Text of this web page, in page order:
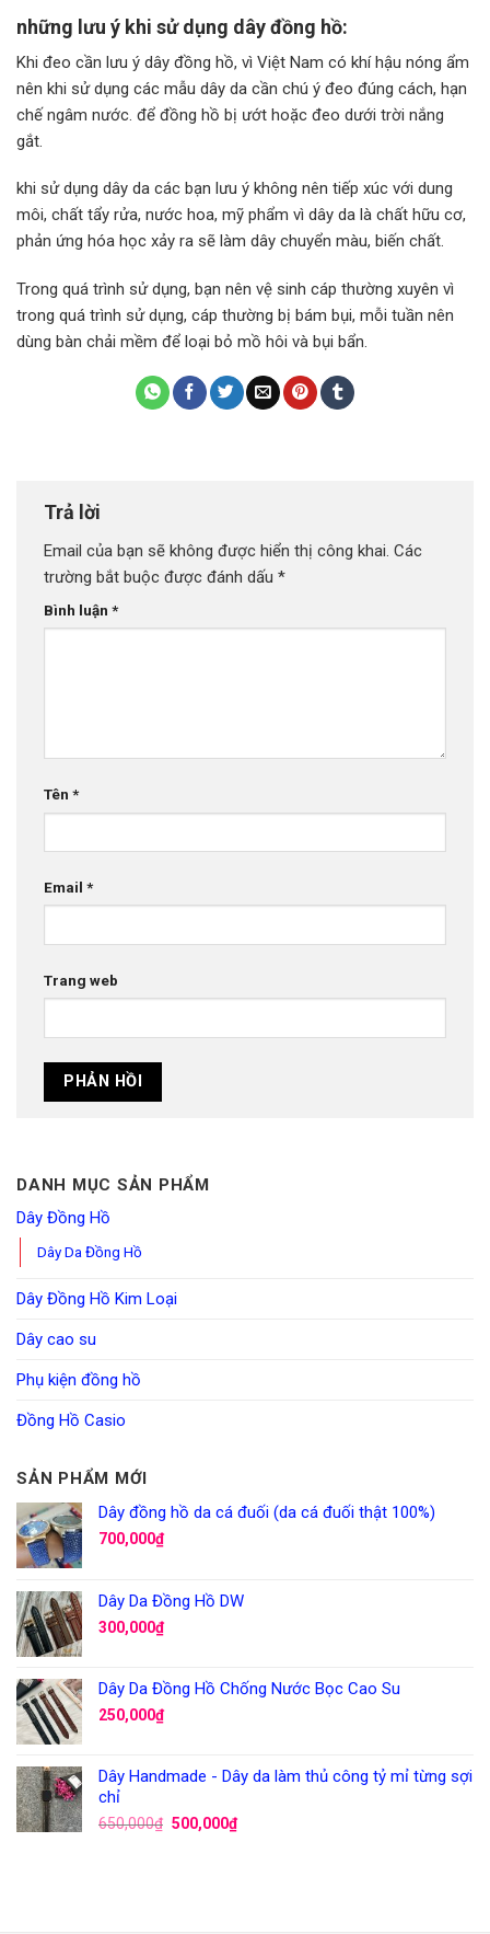
những lưu ý khi sử dụng dây đồng hồ:
Khi đeo cần lưu ý dây đồng hồ, vì Việt Nam có khí hậu nóng ẩm
nên khi sử dụng các mẫu dây da cần chú ý đeo đúng cách, hạn
chế ngâm nước. để đồng hồ bị ướt hoặc đeo dưới trời nắng
gắt.
khi sử dụng dây da các bạn lưu ý không nên tiếp xúc với dung
môi, chất tẩy rửa, nước hoa, mỹ phẩm vì dây da là chất hữu cơ,
phản ứng hóa học xảy ra sẽ làm dây chuyển màu, biến chất.
Trong quá trình sử dụng, bạn nên vệ sinh cáp thường xuyên vì
trong quá trình sử dụng, cáp thường bị bám bụi, mỗi tuần nên
dùng bàn chải mềm để loại bỏ mồ hôi và bụi bẩn.
Trả lời
Email của bạn sẽ không được hiển thị công khai. Các
trường bắt buộc được đánh dấu *
Bình luận *
Tên *
Email *
Trang web
DANH MỤC SẢN PHẨM
Dây Đồng Hồ
Dây Da Đồng Hồ
Dây Đồng Hồ Kim Loại
Dây cao su
Phụ kiện đồng hồ
Đồng Hồ Casio
SẢN PHẨM MỚI
Dây đồng hồ da cá đuối (da cá đuối thật 100%)
700,000₫
Dây Da Đồng Hồ DW
300,000₫
Dây Da Đồng Hồ Chống Nước Bọc Cao Su
250,000₫
Dây Handmade - Dây da làm thủ công tỷ mỉ từng sợi
chỉ
650,000₫ 500,000₫